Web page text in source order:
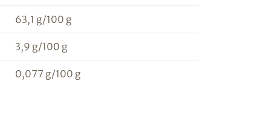
63,1 g/100 g
3,9 g/100 g
0,077 g/100 g